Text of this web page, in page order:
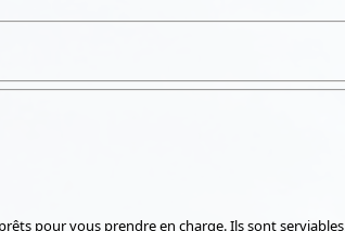
pour vous prendre en charge. Ils sont serviables,